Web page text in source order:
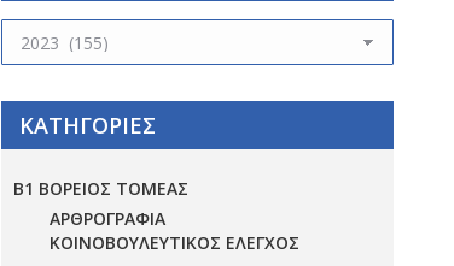
ΑΡΧΕΙΟ
ΚΑΤΗΓΟΡΙΕΣ
Β1 ΒΟΡΕΙΟΣ ΤΟΜΕΑΣ
ΑΡΘΡΟΓΡΑΦΙΑ
ΚΟΙΝΟΒΟΥΛΕΥΤΙΚΟΣ ΕΛΕΓΧΟΣ